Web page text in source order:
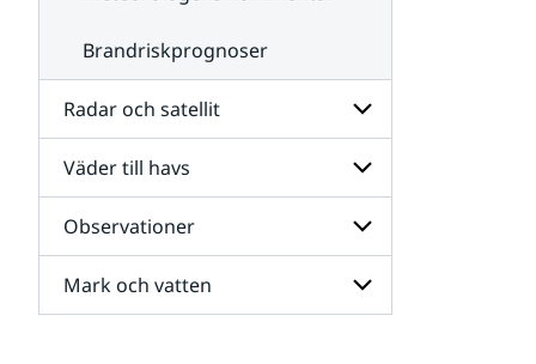
Brandriskprognoser
Radar och satellit
Undersidor
för
Radar
och
satellit
Väder till havs
Undersidor
för
Väder
till
havs
Observationer
Undersidor
för
Mark och vatten